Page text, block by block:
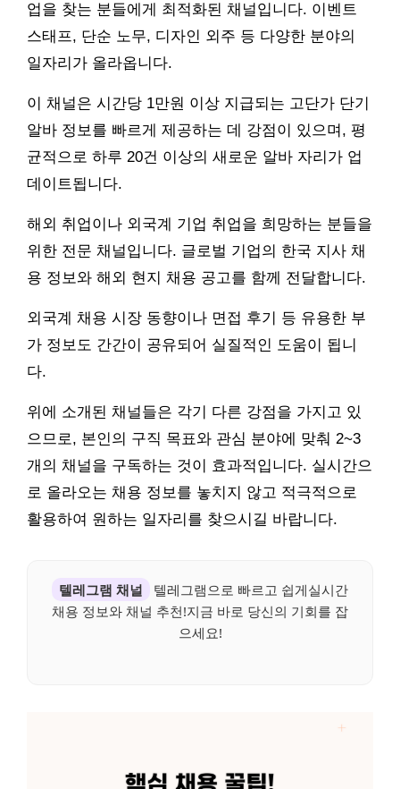
업을 찾는 분들에게 최적화된 채널입니다. 이벤트
스태프, 단순 노무, 디자인 외주 등 다양한 분야의
일자리가 올라옵니다.
이 채널은 시간당 1만원 이상 지급되는 고단가 단기
알바 정보를 빠르게 제공하는 데 강점이 있으며, 평
균적으로 하루 20건 이상의 새로운 알바 자리가 업
데이트됩니다.
해외 취업이나 외국계 기업 취업을 희망하는 분들을
위한 전문 채널입니다. 글로벌 기업의 한국 지사 채
용 정보와 해외 현지 채용 공고를 함께 전달합니다.
외국계 채용 시장 동향이나 면접 후기 등 유용한 부
가 정보도 간간이 공유되어 실질적인 도움이 됩니
다.
위에 소개된 채널들은 각기 다른 강점을 가지고 있
으므로, 본인의 구직 목표와 관심 분야에 맞춰 2~3
개의 채널을 구독하는 것이 효과적입니다. 실시간으
로 올라오는 채용 정보를 놓치지 않고 적극적으로
활용하여 원하는 일자리를 찾으시길 바랍니다.
텔레그램 채널
텔레그램으로 빠르고 쉽게실시간
채용 정보와 채널 추천!지금 바로 당신의 기회를 잡
으세요!